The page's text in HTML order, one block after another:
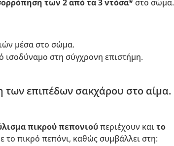
των 2 από τα 3 ντόσα*στο σώμα.
μέσα στο σώμα.
ισοδύναμο στη σύγχρονη επιστήμη.
επιπέδων σακχάρου στο αίμα.
πικρού πεπονιούπεριέχουν καιτο
το πικρό πεπόνι, καθώς συμβάλλει στη: